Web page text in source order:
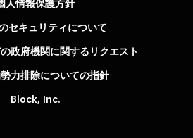
人情報保護方針​
セキュリティについて
政府機関に関するリクエスト
力排除についての指針
Block, Inc.